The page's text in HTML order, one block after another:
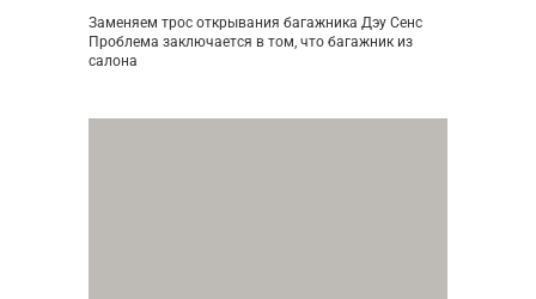
Заменяем трос открывания багажника Дэу Сенс
Проблема заключается в том, что багажник из
салона